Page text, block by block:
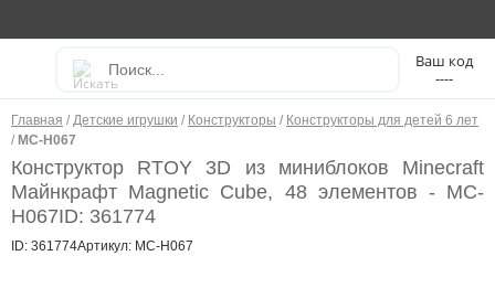
----
Главная / Детские игрушки / Конструкторы / Конструкторы для детей 6 лет
/ MC-H067
Конструктор RTOY 3D из миниблоков Minecraft
Майнкрафт Magnetic Cube, 48 элементов - MC-
H067ID: 361774
ID: 361774Артикул: MC-H067